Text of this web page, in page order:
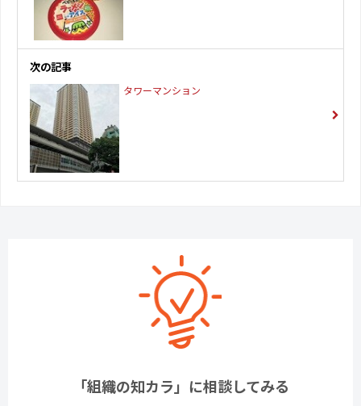
次の記事
タワーマンション
「組織の知カラ」に相談してみる